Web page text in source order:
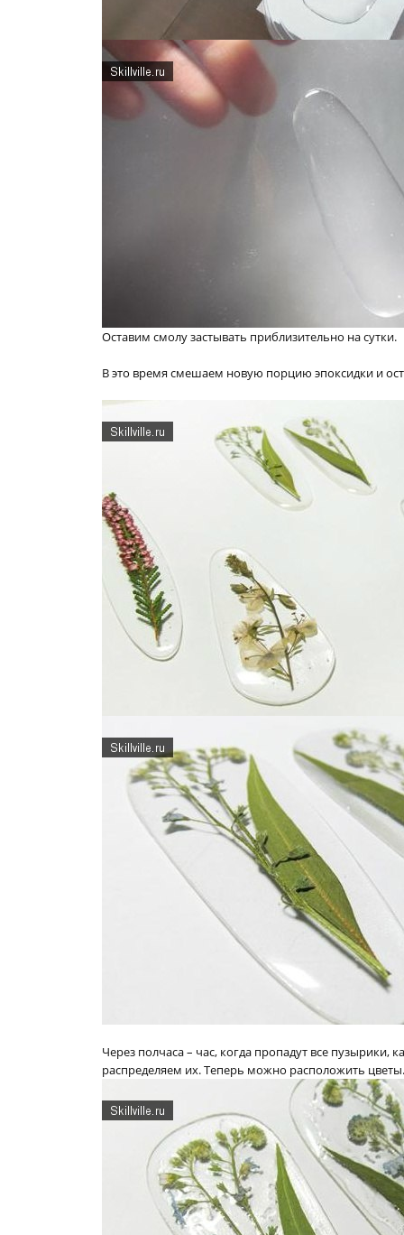
Оставим смолу застывать приблизительно на сутки.
В это время смешаем новую порцию эпоксидки и
Через полчаса – час, когда пропадут все
распределяем их. Теперь можно расположить